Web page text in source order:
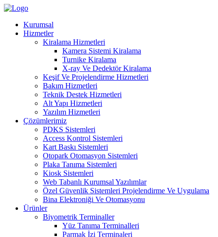
Kurumsal
Hizmetler
Kiralama Hizmetleri
Kamera Sistemi Kiralama
Turnike Kiralama
X-ray Ve Dedektör Kiralama
Keşif Ve Projelendirme Hizmetleri
Bakım Hizmetleri
Teknik Destek Hizmetleri
Alt Yapı Hizmetleri
Yazılım Hizmetleri
Çözümlerimiz
PDKS Sistemleri
Access Kontrol Sistemleri
Kart Baskı Sistemleri
Otopark Otomasyon Sistemleri
Plaka Tanıma Sistemleri
Kiosk Sistemleri
Web Tabanlı Kurumsal Yazılımlar
Özel Güvenlik Sistemleri Projelendirme Ve Uygulama
Bina Elektroniği Ve Otomasyonu
Ürünler
Biyometrik Terminaller
Yüz Tanıma Terminalleri
Parmak İzi Terminaleri